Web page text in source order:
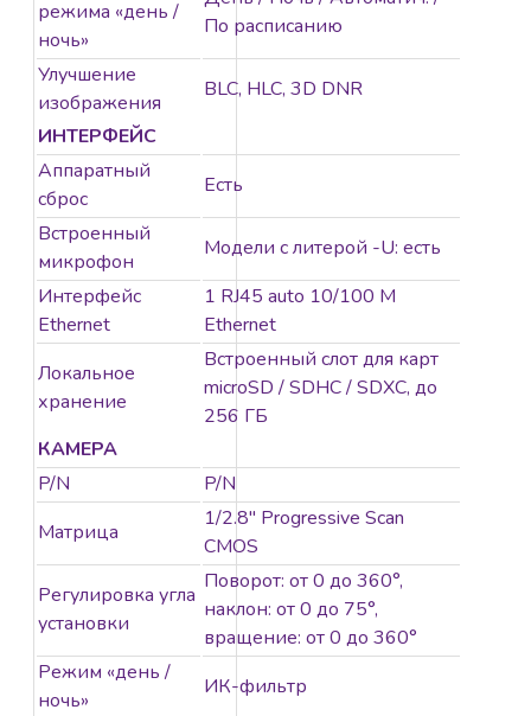
режима «день /
ночь»
По расписанию
Улучшение
изображения
BLC, HLC, 3D DNR
ИНТЕРФЕЙС
Аппаратный
сброс
Есть
Встроенный
микрофон
Модели с литерой -U: есть
Интерфейс
Ethernet
1 RJ45 auto 10/100 М
Ethernet
Локальное
хранение
Встроенный слот для карт
microSD / SDHC / SDXC, до
256 ГБ
КАМЕРА
P/N
P/N
Матрица
1/2.8″ Progressive Scan
CMOS
Регулировка угла
установки
Поворот: от 0 до 360°,
наклон: от 0 до 75°,
вращение: от 0 до 360°
Режим «день /
ночь»
ИК-фильтр